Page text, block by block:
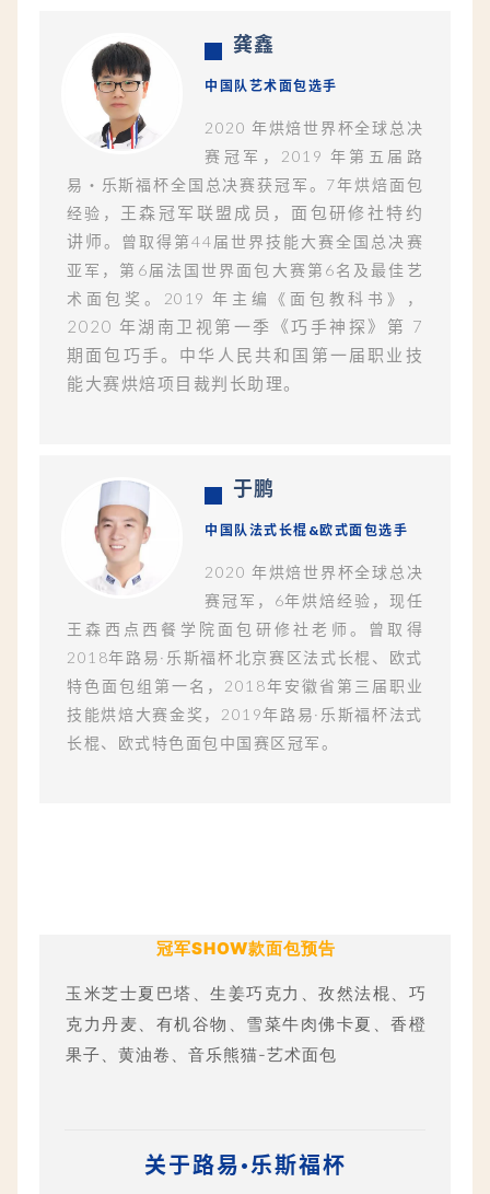
龚鑫
中国队艺术面包选手
2020 年烘焙世界杯全球总决
赛冠军，2019 年第五届路
易・乐斯福杯全国总决赛获冠军。7年烘焙面包
经验， 王森冠军联盟成员，⾯包研修社特约
讲师 。曾取得第44届世界技能大赛全国总决赛
亚军，第6届法国世界面包大赛第6名及最佳艺
术面包奖。2019 年主编《⾯包教科书》，
2020 年湖南卫视第⼀季《巧⼿神探》第 7
期⾯包巧⼿。中华人民共和国第一届职业技
能大赛烘焙项目裁判长助理。
于鹏
中国队法式长棍&欧式面包选手
2020 年烘焙世界杯全球总决
赛冠军，6年烘焙经验，现任
王森西点西餐学院面包研修社老师。曾取得
2018年路易·乐斯福杯北京赛区法式长棍、欧式
特色面包组第一名，2018年安徽省第三届职业
技能烘焙大赛金奖，2019年路易·乐斯福杯法式
长棍、欧式特色面包中国赛区冠军。
冠军SHOW款面包预告
玉米芝士夏巴塔、生姜巧克力、孜然法棍、巧
克力丹麦、有机谷物、雪菜牛肉佛卡夏、香橙
果子、黄油卷、音乐熊猫-艺术面包
关于路易·乐斯福杯